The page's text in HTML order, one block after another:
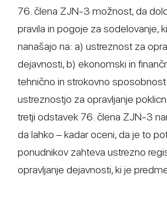
76. člena ZJN-3 možnost, da
pravila in pogoje za sodelovanje,
nanašajo na: a) ustreznost za
dejavnosti, b) ekonomski in
tehnično in strokovno
ustreznostjo za opravljanje
tretji odstavek 76. člena ZJN-3
da lahko – kadar oceni, da je to
ponudnikov zahteva ustrezno
opravljanje dejavnosti, ki je